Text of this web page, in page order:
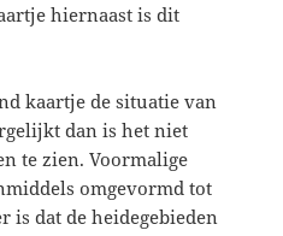
hiernaast is dit
kaartje de situatie van
dan is het niet
te zien. Voormalige
omgevormd tot
is dat de heidegebieden